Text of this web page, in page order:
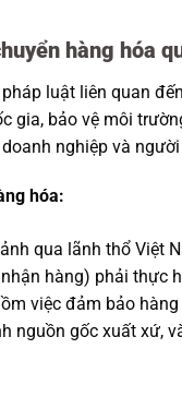
hàng hóa
luật liên quan
gia, bảo vệ môi
nghiệp và
hóa:
qua lãnh thổ Việt
hàng) phải thực
việc đảm bảo
nguồn gốc xuất xứ,